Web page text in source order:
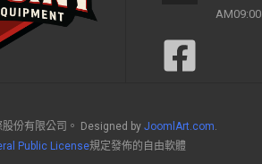
份有限公司。 Designed by JoomlArt.com
Public License規定發佈的自由軟體